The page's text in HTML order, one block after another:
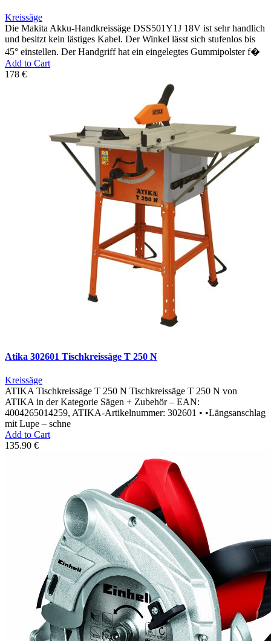
Kreissäge
Die Makita Akku-Handkreissäge DSS501Y1J 18V ist sehr handlich
und besitzt kein lästiges Kabel. Der Winkel lässt sich stufenlos bis
45° einstellen. Der Handgriff hat ein eingelegtes Gummipolster f�
Add to Cart
178 €
Atika 302601 Tischkreissäge T 250 N
Kreissäge
ATIKA Tischkreissäge T 250 N Tischkreissäge T 250 N von
ATIKA in der Kategorie Sägen + Zubehör – EAN:
4004265014259, ATIKA-Artikelnummer: 302601 • •Längsanschlag
mit Lupe – schne
Add to Cart
135.90 €